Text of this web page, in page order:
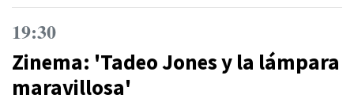
19:30
Zinema: 'Tadeo Jones y la lámpara
maravillosa'